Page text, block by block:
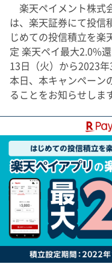
楽天ペイメント株式
は、楽天証券にて投信
じめての投信積立を楽
定 楽天ペイ最大2.0%
13日（火）から2023
本日、本キャンペーン
ることをお知らせしま